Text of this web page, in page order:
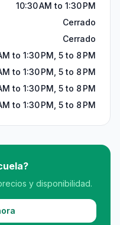
10:30 AM to 1:30 PM
Cerrado
Cerrado
to 1:30 PM, 5 to 8 PM
to 1:30 PM, 5 to 8 PM
to 1:30 PM, 5 to 8 PM
to 1:30 PM, 5 to 8 PM
y disponibilidad.